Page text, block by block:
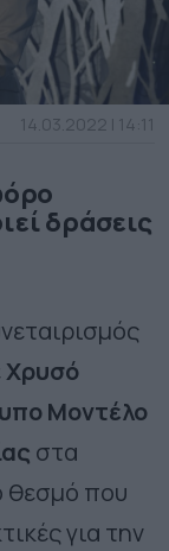
14.03.2022 | 14:11
δράσεις
Χρυσό
Μοντέλο
στα
θεσμό που
για την